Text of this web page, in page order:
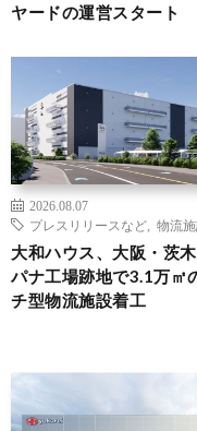
ヤードの運営スタート
2026.08.07
プレスリリースなど
物流施
大和ハウス、大阪・茨
パナ工場跡地で3.1万㎡
チ型物流施設着工